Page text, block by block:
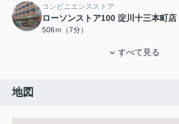
コンビニエンスストア
ローソンストア100 淀川十三本町店
506ｍ（7分）
すべて見る
地図